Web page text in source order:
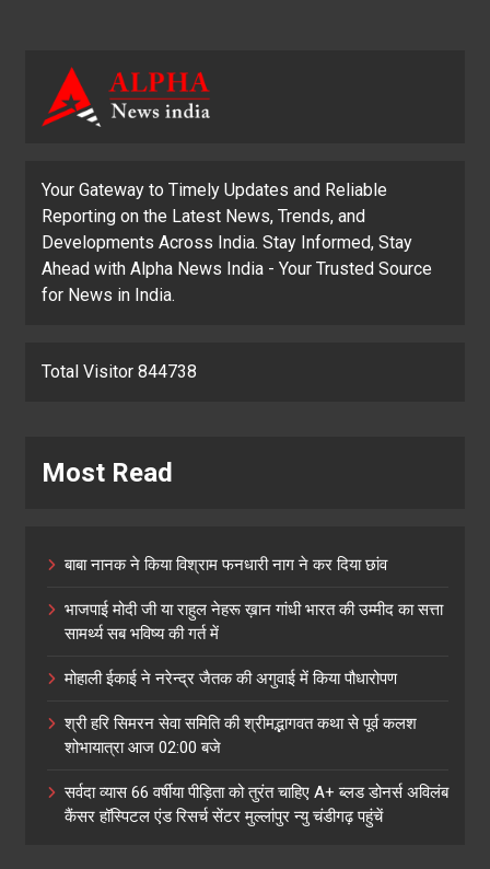
Your Gateway to Timely Updates and Reliable
Reporting on the Latest News, Trends, and
Developments Across India. Stay Informed, Stay
Ahead with Alpha News India - Your Trusted Source
for News in India.
Total Visitor 844738
Most Read
बाबा नानक ने किया विश्राम फनधारी नाग ने कर दिया छांव
भाजपाई मोदी जी या राहुल नेहरू ख़ान गांधी भारत की उम्मीद का सत्ता
सामर्थ्य सब भविष्य की गर्त में
मोहाली ईकाई ने नरेन्द्र जैतक की अगुवाई में किया पौधारोपण
श्री हरि सिमरन सेवा समिति की श्रीमद्भागवत कथा से पूर्व कलश
शोभायात्रा आज 02:00 बजे
सर्वदा व्यास 66 वर्षीया पीड़िता को तुरंत चाहिए A+ ब्लड डोनर्स अविलंब
कैंसर हॉस्पिटल एंड रिसर्च सेंटर मुल्लांपुर न्यु चंडीगढ़ पहुंचें